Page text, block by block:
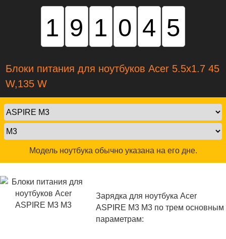
191045
Блоки питания для ноутбуков Acer 5.5х1.7 45
W,135 W
Модель ноутбука обычно указана на его дне.
Зарядка для ноутбука Acer
ASPIRE M3 M3 по трем основным
параметрам: